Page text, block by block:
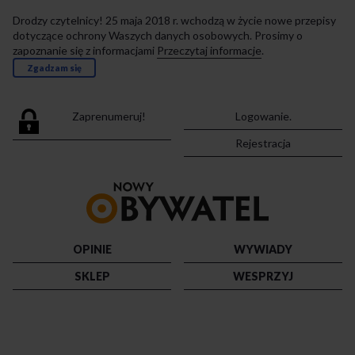
Drodzy czytelnicy! 25 maja 2018 r. wchodzą w życie nowe przepisy
dotyczące ochrony Waszych danych osobowych. Prosimy o
zapoznanie się z informacjami Przeczytaj informacje.
Zgadzam się
Zaprenumeruj!
Logowanie.
Rejestracja
strony
OPINIE
WYWIADY
SKLEP
WESPRZYJ